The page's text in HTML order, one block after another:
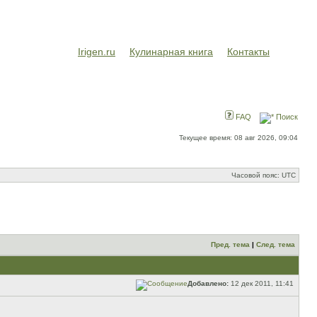
Irigen.ru Кулинарная книга Контакты
FAQ Поиск
Текущее время: 08 авг 2026, 09:04
Часовой пояс: UTC
Пред. тема | След. тема
Добавлено: 12 дек 2011, 11:41